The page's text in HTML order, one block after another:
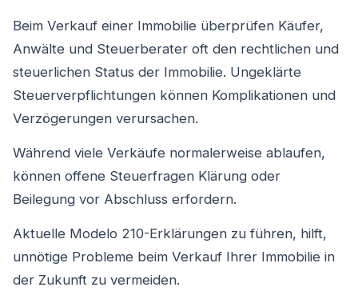
Beim Verkauf einer Immobilie überprüfen Käufer,
Anwälte und Steuerberater oft den rechtlichen und
steuerlichen Status der Immobilie. Ungeklärte
Steuerverpflichtungen können Komplikationen und
Verzögerungen verursachen.
Während viele Verkäufe normalerweise ablaufen,
können offene Steuerfragen Klärung oder
Beilegung vor Abschluss erfordern.
Aktuelle Modelo 210-Erklärungen zu führen, hilft,
unnötige Probleme beim Verkauf Ihrer Immobilie in
der Zukunft zu vermeiden.